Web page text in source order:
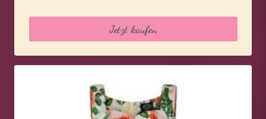
Jetzt kaufen